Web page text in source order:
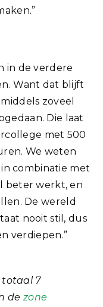
in de verdere
Want dat blijft
zoveel
Die laat
met 500
We weten
combinatie met
beter werkt, en
De wereld
nooit stil, dus
verdiepen.”
totaal 7
de zone